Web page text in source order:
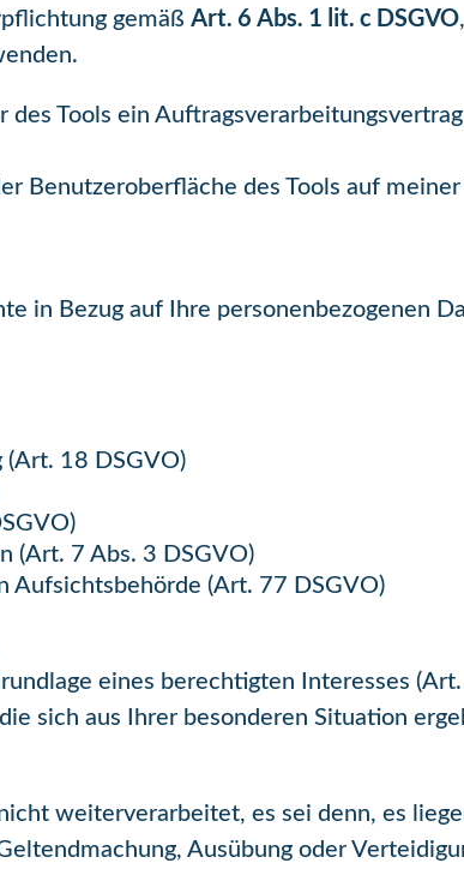
gemäßArt. 6 Abs. 1 lit. c DSGVO
Tools ein
Benutzeroberfläche des Tools auf
in Bezug auf Ihre personenbezogenen
(Art. 18 DSGVO)
(Art. 7 Abs. 3 DSGVO)
Aufsichtsbehörde (Art. 77 DSGVO)
eines berechtigten Interesses
sich aus Ihrer besonderen Situation
weiterverarbeitet, es sei denn, es
Ausübung oder